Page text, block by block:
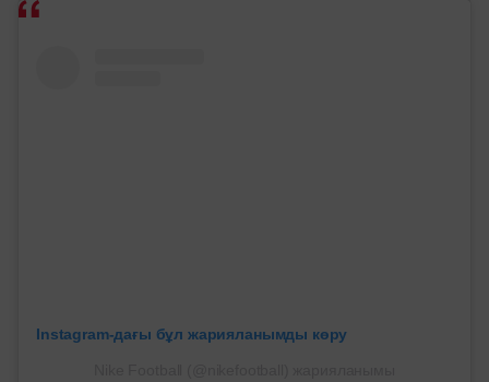
Instagram-дағы бұл жарияланымды көру